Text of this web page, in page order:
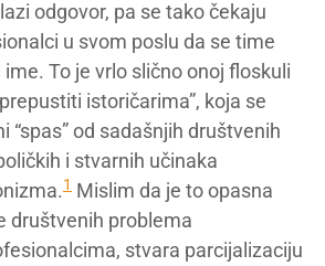
odgovor, pa se tako čekaju
u svom poslu da se time
To je vrlo slično onoj floskuli
istoričarima”, koja se
“spas” od sadašnjih društvenih
i stvarnih učinaka
1 Mislim da je to opasna
društvenih problema
stvara parcijalizaciju